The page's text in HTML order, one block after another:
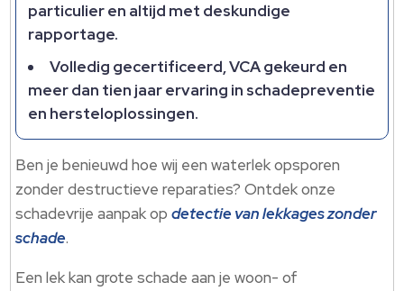
particulier en altijd met deskundige
rapportage.​
Volledig gecertificeerd, VCA gekeurd en
meer dan tien jaar ervaring in schadepreventie
en hersteloplossingen.​
Ben je benieuwd hoe wij een waterlek opsporen
zonder destructieve reparaties? Ontdek onze
schadevrije aanpak opdetectie van lekkages zonder
schade.​
Een lek kan grote schade aan je woon- of